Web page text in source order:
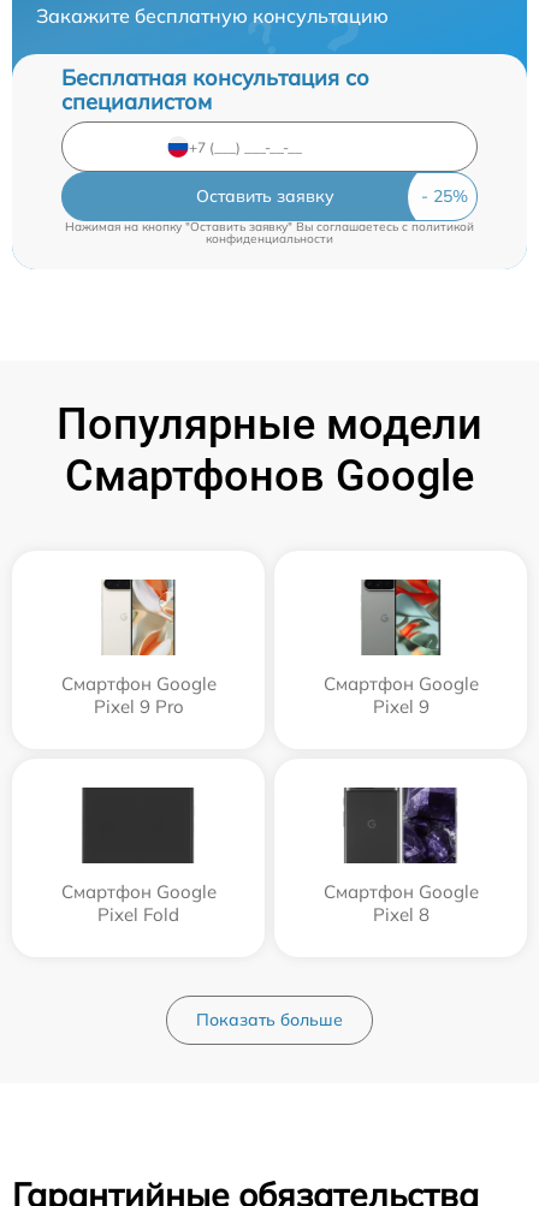
Закажите бесплатную консультацию
Бесплатная консультация со
специалистом
Оставить заявку
Нажимая на кнопку "Оставить заявку" Вы соглашаетесь c политикой
конфиденциальности
Популярные модели
Смартфонов Google
Смартфон Google
Pixel 9 Pro
Смартфон Google
Pixel 9
Смартфон Google
Pixel Fold
Смартфон Google
Pixel 8
Показать больше
Гарантийные обязательства